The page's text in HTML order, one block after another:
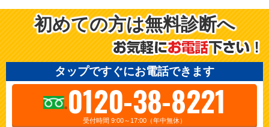
初めての方は無料診断へ
タップですぐにお電話できます
0120-38-8221
受付時間 9:00～17:00（年中無休）